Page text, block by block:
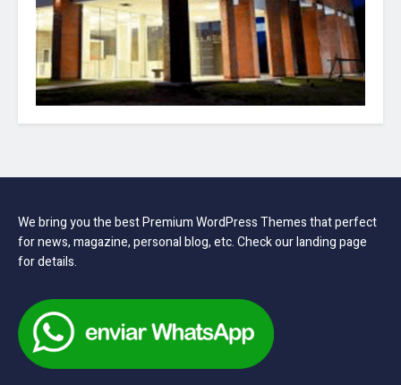
We bring you the best Premium WordPress Themes that perfect
for news, magazine, personal blog, etc. Check our landing page
for details.